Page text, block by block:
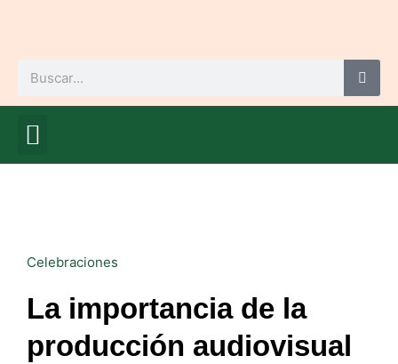
Celebraciones
La importancia de la
producción audiovisual